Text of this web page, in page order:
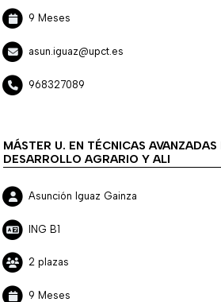
9 Meses
asun.iguaz@upct.es
968327089
MÁSTER U. EN TÉCNICAS
DESARROLLO AGRARIO Y ALI
Asunción Iguaz Gainza
ING B1
2 plazas
9 Meses